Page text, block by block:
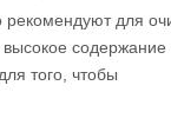
для
того, чтобы